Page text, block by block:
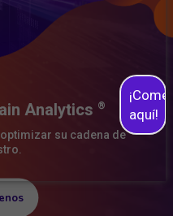
aquí!
Analytics ®
su cadena de